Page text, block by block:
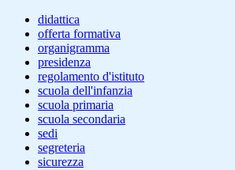
didattica
offerta formativa
organigramma
presidenza
regolamento d'istituto
scuola dell'infanzia
scuola primaria
scuola secondaria
sedi
segreteria
sicurezza